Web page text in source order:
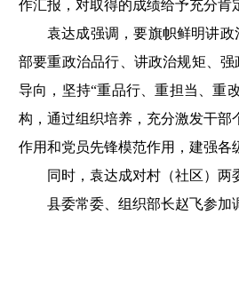
作汇报，对取得的成绩给予充分肯
袁达成强调，要旗帜鲜明讲
部要重政治品行、讲政治规矩、
导向，坚持“重品行、重担当、重
构，通过组织培养，充分激发干部
作用和党员先锋模范作用，建强各
同时，袁达成对村（社区）两
县委常委、组织部长赵飞参加